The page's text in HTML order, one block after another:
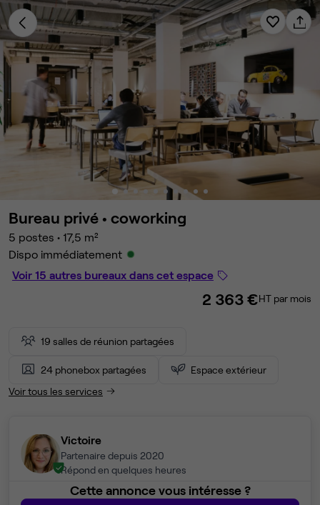
Bureau privé • coworking
5 postes • 17,5 m²
Dispo immédiatement
Voir 15 autres bureaux dans cet espace
2 363 €HT par mois
19 salles de réunion partagées
24 phonebox partagées
Espace extérieur
Voir tous les services
Victoire
Partenaire depuis 2020
Répond en quelques heures
Cette annonce vous intéresse ?